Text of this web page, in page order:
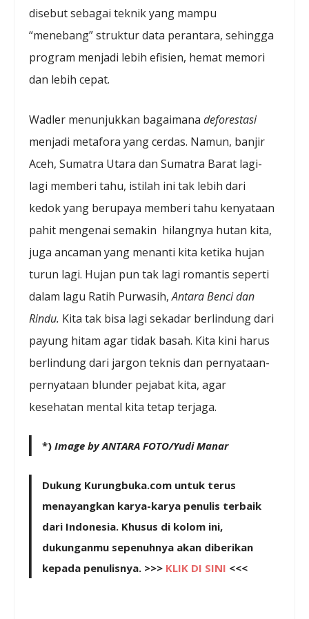
disebut sebagai teknik yang mampu
“menebang” struktur data perantara, sehingga
program menjadi lebih efisien, hemat memori
dan lebih cepat.
Wadler menunjukkan bagaimanadeforestasi
menjadi metafora yang cerdas. Namun, banjir
Aceh, Sumatra Utara dan Sumatra Barat lagi-
lagi memberi tahu, istilah ini tak lebih dari
kedok yang berupaya memberi tahu kenyataan
pahit mengenai semakin hilangnya hutan kita,
juga ancaman yang menanti kita ketika hujan
turun lagi. Hujan pun tak lagi romantis seperti
dalam lagu Ratih Purwasih,Antara Benci dan
Rindu. Kita tak bisa lagi sekadar berlindung dari
payung hitam agar tidak basah. Kita kini harus
berlindung dari jargon teknis dan pernyataan-
pernyataan blunder pejabat kita, agar
kesehatan mental kita tetap terjaga.
*)Image by ANTARA FOTO/Yudi Manar
Dukung Kurungbuka.com untuk terus
menayangkan karya-karya penulis terbaik
dari Indonesia. Khusus di kolom ini,
dukunganmu sepenuhnya akan diberikan
kepada penulisnya. >>> KLIK DI SINI <<<